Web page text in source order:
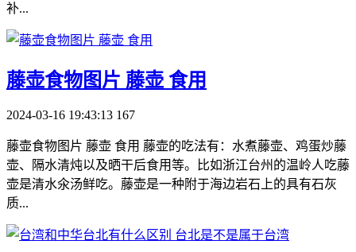
补...
​藤壶食物图片 藤壶 食用
2024-03-16 19:43:13 167
藤壶食物图片 藤壶 食用 藤壶的吃法有：水煮藤壶、鸡蛋炒藤
壶、隔水清炖以及晒干后食用等。比如浙江台州的温岭人吃藤
壶是清水氽汤鲜吃。藤壶是一种附于海边岩石上的具有石灰
质...